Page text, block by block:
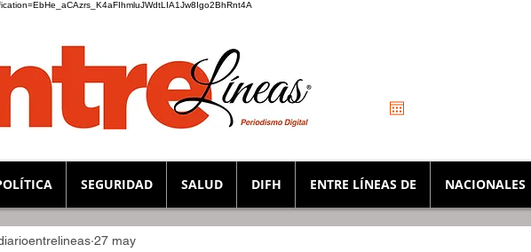
SEGURIDAD SALUD DIFH ENTRE LÍNEAS DE NACIONALES
27 may